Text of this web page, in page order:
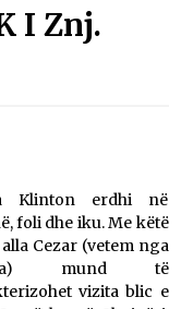
I Znj.
Klinton erdhi në
foli dhe iku. Me këtë
Cezar (vetem nga
mund të
vizita blic e